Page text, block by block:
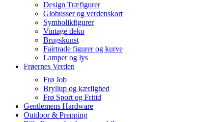
Design Træfigurer
Globusser og verdenskort
Symbolikfigurer
Vintage deko
Brugskunst
Fairtrade figurer og kurve
Lamper og lys
Frøernes Verden
Frø Job
Bryllup og kærlighed
Frø Sport og Fritid
Gentlemens Hardware
Outdoor & Prepping